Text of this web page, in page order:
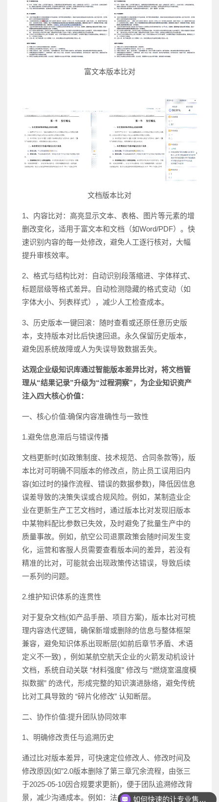
富文本版本比对
文档版本比对
1、内容比对：高亮显示文本、表格、图片等元素的增
删改变化，适用于富文本和文档（如Word/PDF）。快
速识别内容的每一处修改，避免人工逐行核对，大幅
提升审核效率。
2、格式与结构比对：自动识别段落缩进、字体样式、
标题层级等格式差异。自动检测隐藏的格式变动（如
字体大小、列表样式），减少人工检查成本。
3、历史版本一键回滚：随时查看或还原任意历史版
本，支持版本对比后快速回退。永久保留历史版本，
避免因系统故障或人为失误导致数据丢失。
达观企业级知识库通过智能版本差异比对，将文档管
理从“结果记录”升级为“过程洞察”，为企业知识资产
注入四大核心价值：
一、核心价值:确保内容准确性与一致性
1.避免信息滞后与错误传播
文档更新时(如政策制度、技术规范、合同条款等)，版
本比对可明确不同版本的修改点，防止员工误用旧内
容(如过时的操作流程、错误的数据参数)，降低因信息
误差导致的决策失误或合规风险。例如，某制造业企
业在更新生产工艺文档时，通过版本比对发现旧版本
中某物料配比参数已失效，及时避免了批量生产中的
质量事故。例如，航空公司退票政策会随时间发生变
化，运营和客服人员需要查看版本间的差异，若没有
精准的比对，可能就会出现政策传达错误，导致后续
一系列的问题。
2.维护知识体系的连贯性
对于复杂文档(如产品手册、项目方案)，版本比对可梳
理内容迭代逻辑，确保新增或删除的信息与整体框架
兼容，避免知识体系出现断层(如前后章节矛盾、术语
定义不一致) ，例如某航空航天企业的火箭发动机设计
文档，系统自动关联 “材料强度” 修改与 “燃烧室温度模
拟数据” 的迭代，形成完整的知识演进脉络，避免传统
比对工具导致的 “碎片化修改” 认知断层。
二、协作价值:提升团队协同效率
1、明确修改责任与追溯历史
通过比对版本差异，可快速定位修改人、修改时间及
修改原因(如”2.0版本删除了第三章冗余流程，由张三
于2025-05-10因合规要求更新)，便于团队追溯修改背
景，减少沟通成本。例如：法务部门审核合同版本
如何快速的让专业售前联系我？